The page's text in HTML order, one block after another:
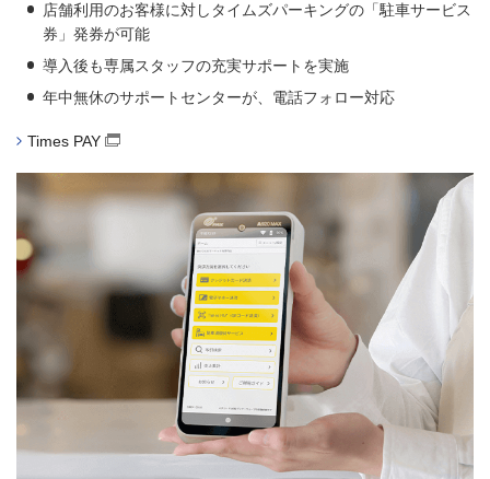
店舗利用のお客様に対しタイムズパーキングの「駐車サービス
券」発券が可能
導入後も専属スタッフの充実サポートを実施
年中無休のサポートセンターが、電話フォロー対応
Times PAY